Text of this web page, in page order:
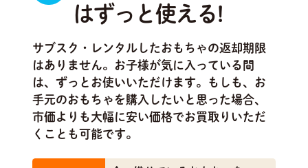
はずっと使える!
サブスク・レンタルしたおもちゃの返却期限
はありません。お子様が気に入っている間
は、ずっとお使いいただけます。もしも、お
手元のおもちゃを購入したいと思った場合、
市価よりも大幅に安い価格でお買取りいただ
くことも可能です。